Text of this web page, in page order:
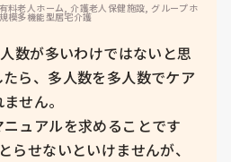
料老人ホーム, 介護老人保健施設, グループホ
模多機能型居宅介護
数が多いわけではないと思
ら、多人数を多人数でケア
せん。
ュアルを求めることです
らせないといけませんが、